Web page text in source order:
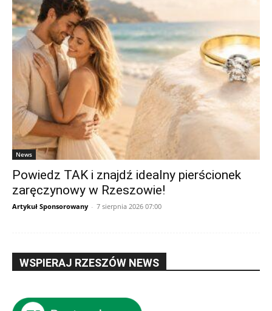
News
Powiedz TAK i znajdź idealny pierścionek
zaręczynowy w Rzeszowie!
Artykuł Sponsorowany - 7 sierpnia 2026 07:00
WSPIERAJ RZESZÓW NEWS